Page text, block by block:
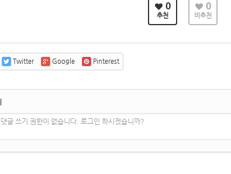
0
추천
0
비추천
Twitter Google Pinterest
댓글 쓰기 권한이 없습니다. 로그인 하시겠습니까?